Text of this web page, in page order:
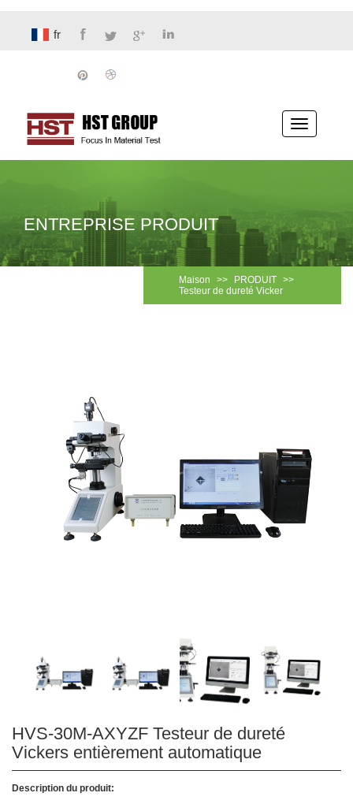
fr
Basculer
la
ENTREPRISE PRODUIT
Maison >> PRODUIT >>
Testeur de dureté Vicker
HVS-30M-AXYZF Testeur de dureté
Vickers entièrement automatique
Description du produit: